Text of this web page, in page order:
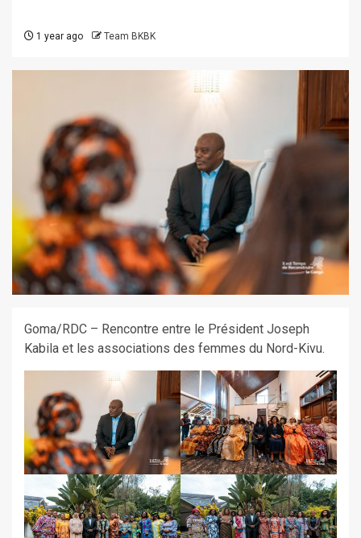
1 year ago Team BKBK
Goma/RDC – Rencontre entre le Président Joseph
Kabila et les associations des femmes du Nord-Kivu.